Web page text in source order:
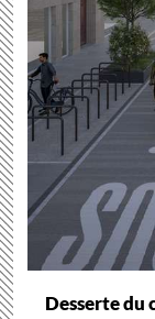
Desserte du